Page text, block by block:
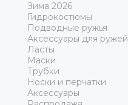
Зима 2026
Гидрокостюмы
Подводные ружья
Аксессуары для ружей
Ласты
Маски
Трубки
Носки и перчатки
Аксессуары